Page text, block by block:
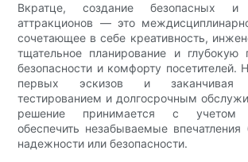
Вкратце, создание безопасных и
аттракционов — это
сочетающее в себе креативность,
тщательное планирование и глубокую
безопасности и комфорту посетителей.
первых эскизов и заканчивая
тестированием и долгосрочным
решение принимается с учетом
обеспечить незабываемые впечатления
надежности или безопасности.